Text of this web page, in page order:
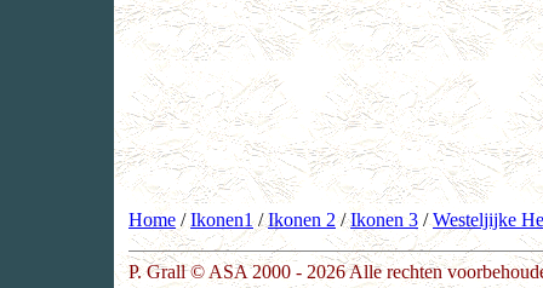
Home /Ikonen1/Ikonen 2/Ikonen 3 /Westeljijke
P. Grall © ASA 2000 - 2026 Alle rechten